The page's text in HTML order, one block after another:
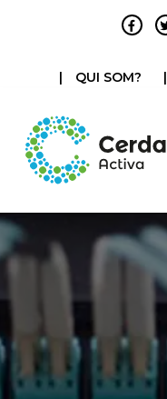
|
QUI SOM? |